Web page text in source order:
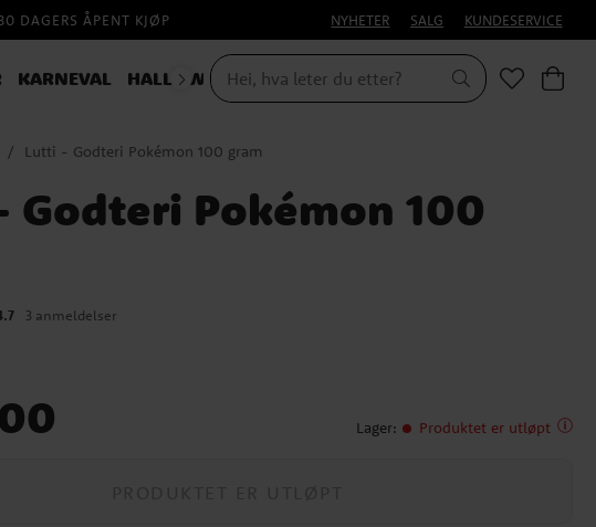
30 DAGERS ÅPENT KJØP NYHETER SALG KUNDESERVICE
KARNEVAL HALLOWEEN
Lutti - Godteri Pokémon 100 gram
Godteri Pokémon 100
3 anmeldelser
Lager: Produktet er utløpt